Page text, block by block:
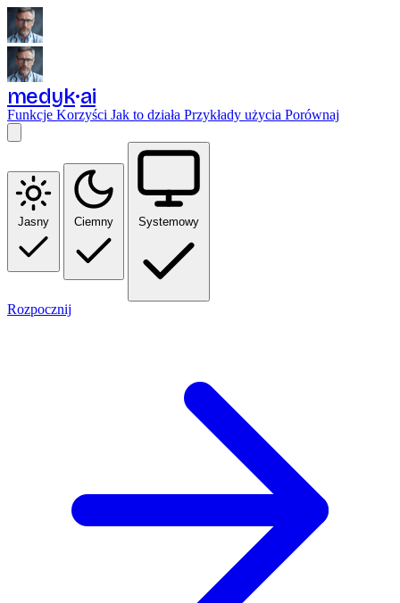
medyk ai
Funkcje Korzyści Jak to działa Przykłady użycia Porównaj
Jasny Ciemny Systemowy
Rozpocznij